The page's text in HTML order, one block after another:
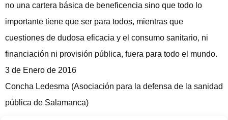
no una cartera básica de beneficencia sino que todo lo
importante tiene que ser para todos, mientras que
cuestiones de dudosa eficacia y el consumo sanitario, ni
financiación ni provisión pública, fuera para todo el mundo.
3 de Enero de 2016
Concha Ledesma (Asociación para la defensa de la sanidad
pública de Salamanca)